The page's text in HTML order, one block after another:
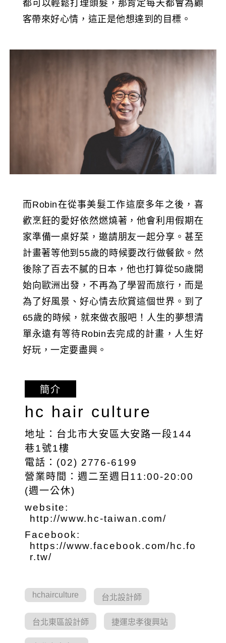
都可以輕鬆打理頭髮，那肯定每天都會為顧
客帶來好心情，這正是他想達到的目標。
而Robin在從事美髮工作這麼多年之後，喜
歡烹飪的愛好依然燃燒著，他會利用假期在
家準備一桌好菜，邀請朋友一起分享。甚至
計畫著等他到55歲的時候要改行做餐飲。然
後除了百去不膩的日本，他也打算從50歲開
始向歐洲出發，不再為了學習而旅行，而是
為了好風景、好心情去欣賞這個世界。到了
65歲的時候，就來做衣服吧！人生的夢想清
單永遠有等待Robin去完成的計畫，人生好
好玩，一定要盡興。
簡介
hc hair culture
地址：台北市大安區大安路一段144
巷1號1樓
電話：(02) 2776-6199
營業時間：週二至週日11:00-20:00
(週一公休)
website:
http://www.hc-taiwan.com/
Facebook:
https://www.facebook.com/hc.fo
r.tw/
hchairculture 台北設計師
台北東區設計師 捷運忠孝復興站